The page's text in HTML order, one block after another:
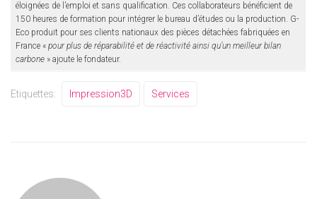
éloignées de l’emploi et sans qualification. Ces collaborateurs bénéficient de
150 heures de formation pour intégrer le bureau d’études ou la production. G-
Eco produit pour ses clients nationaux des pièces détachées fabriquées en
France « pour plus de réparabilité et de réactivité ainsi qu’un meilleur bilan
carbone » ajoute le fondateur.
Etiquettes: Impression3D Services